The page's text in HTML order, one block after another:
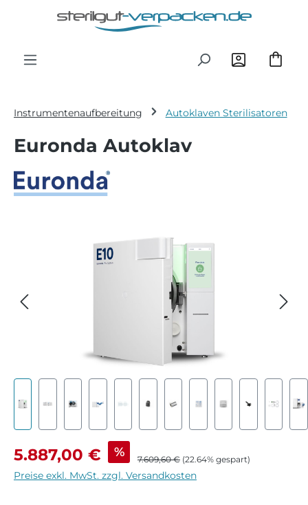
Zum Hauptinhalt springen
Instrumentenaufbereitung Autoklaven Sterilisatoren
Euronda Autoklav
Verkaufspreis:
5.887,00 € % Regulärer Preis:
7.609,60 € (22.64% gespart)
Preise exkl. MwSt. zzgl. Versandkosten